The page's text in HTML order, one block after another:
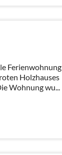
Ferienwohnung
Holzhauses
Wohnung wu...